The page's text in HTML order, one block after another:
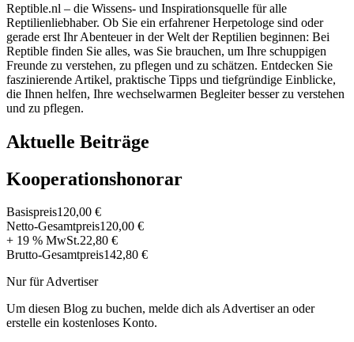
Reptible.nl – die Wissens- und Inspirationsquelle für alle
Reptilienliebhaber. Ob Sie ein erfahrener Herpetologe sind oder
gerade erst Ihr Abenteuer in der Welt der Reptilien beginnen: Bei
Reptible finden Sie alles, was Sie brauchen, um Ihre schuppigen
Freunde zu verstehen, zu pflegen und zu schätzen. Entdecken Sie
faszinierende Artikel, praktische Tipps und tiefgründige Einblicke,
die Ihnen helfen, Ihre wechselwarmen Begleiter besser zu verstehen
und zu pflegen.
Aktuelle Beiträge
Kooperationshonorar
Basispreis120,00 €
Netto-Gesamtpreis120,00 €
+ 19 % MwSt.22,80 €
Brutto-Gesamtpreis142,80 €
Nur für Advertiser
Um diesen Blog zu buchen, melde dich als Advertiser an oder
erstelle ein kostenloses Konto.